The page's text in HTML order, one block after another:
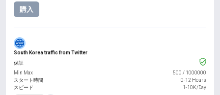
購入
South Korea traffic from Twitter
保証
Min Max
500 / 1000000
スタート時間
0-12 Hours
スピード
1-10K/Day